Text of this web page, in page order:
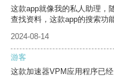
这款app就像我的私人助理，
查找资料，这款app的搜索功
2024-08-14
游客
这款加速器VPM应用程序已